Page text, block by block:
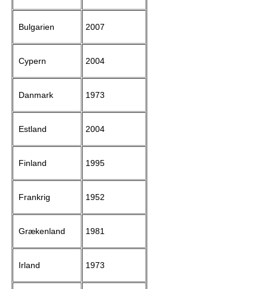
Bulgarien 2007
Cypern 2004
Danmark 1973
Estland 2004
Finland 1995
Frankrig 1952
Grækenland 1981
Irland 1973